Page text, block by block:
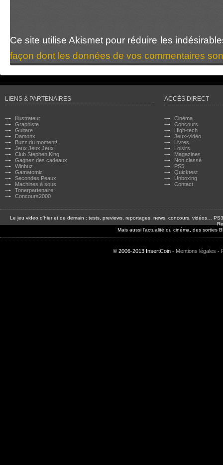
Ce site utilise Akismet pour réduire les
façon dont les données de vos commentaires
LIENS & PARTENAIRES
Illustrateur
Graphiste
Guitare
Damonx
Buzz du moment!
Jeux Jeux Jeux
Club Stephen King
Gagnez des cadeaux
Winbuz
Gamatomic
Secondes Peaux
Machines à sous
Tonerpartenaire
Concours2000
ACCÈS DIRECT
Cinéma
Concours
High-tech
Jeux-vidéo
Livres
Loisirs
Magazines
Non classé
PS5
Quicktest
Unboxing
Contact
Le jeu video d'hier et de demain : tests, previews, reportages, news, concours, vidéos…
Mais aussi l'actualité du cinéma, des sorties
© 2006-2013 InsertCoin - Mentions légales -